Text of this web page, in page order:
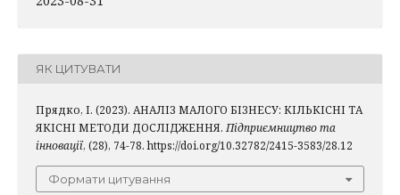
ЯК ЦИТУВАТИ
Прядко, І. (2023). АНАЛІЗ МАЛОГО БІЗНЕСУ: КІЛЬКІСНІ ТА
ЯКІСНІ МЕТОДИ ДОСЛІДЖЕННЯ. Підприємництво та
інновації, (28), 74-78. https://doi.org/10.32782/2415-3583/28.12
Формати цитування